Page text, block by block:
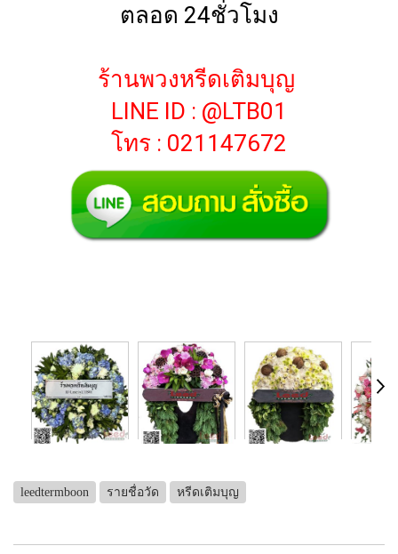
ตลอด 24ชั่วโมง
ร้านพวงหรีดเติมบุญ
LINE ID : @LTB01
โทร : 021147672
leedtermboon รายชื่อวัด หรีดเติมบุญ